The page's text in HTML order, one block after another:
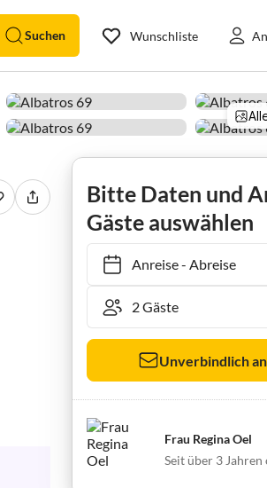
Suchen Wunschliste
Bitte Daten und
Gäste auswählen
Anreise- Abreise
Unverbindlich
Frau Regina Oel
Seit über 3 Jahren